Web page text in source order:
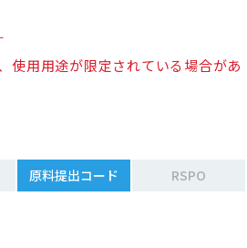
使用用途が限定されている場合があ
原料提出コード RSPO